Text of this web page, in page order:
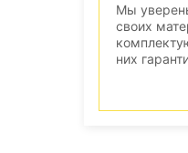
Мы
своих
них